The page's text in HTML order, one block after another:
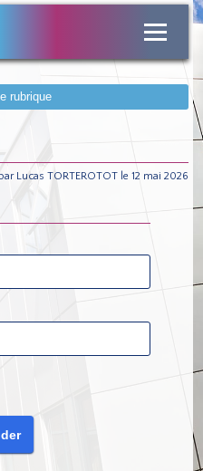
rubrique
Lucas TORTEROTOT le 12 mai 2026